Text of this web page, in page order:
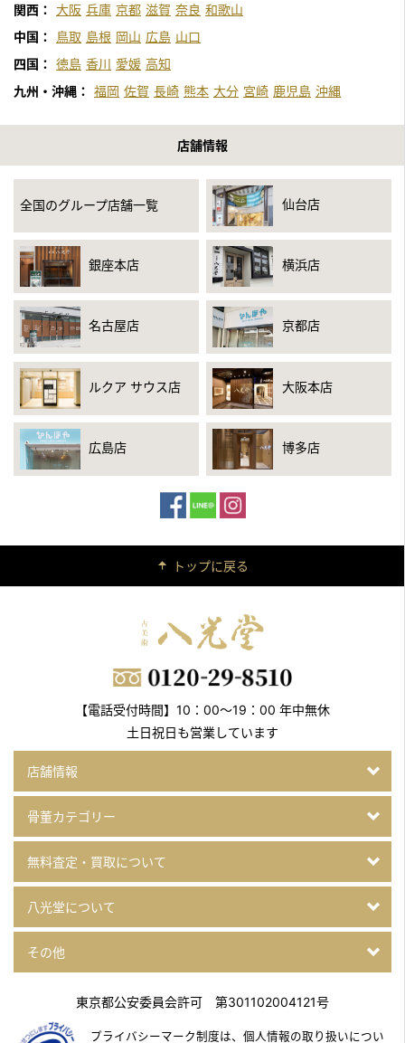
関西： 大阪 兵庫 京都 滋賀 奈良 和歌山
中国：
鳥取 島根 岡山 広島 山口
四国： 徳島 香川 愛媛 高知
九州・沖縄： 福岡 佐賀 長崎 熊本 大分 宮崎 鹿児島 沖縄
店舗情報
全国のグループ店舗一覧 仙台店
銀座本店 横浜店
名古屋店 京都店
ルクア サウス店 大阪本店
広島店 博多店
トップに戻る
【電話受付時間】10：00～19：00 年中無休
土日祝日も営業しています
店舗情報
骨董カテゴリー
無料査定・買取について
八光堂について
その他
東京都公安委員会許可 第301102004121号
プライバシーマーク制度は、個人情報の取り扱いについ